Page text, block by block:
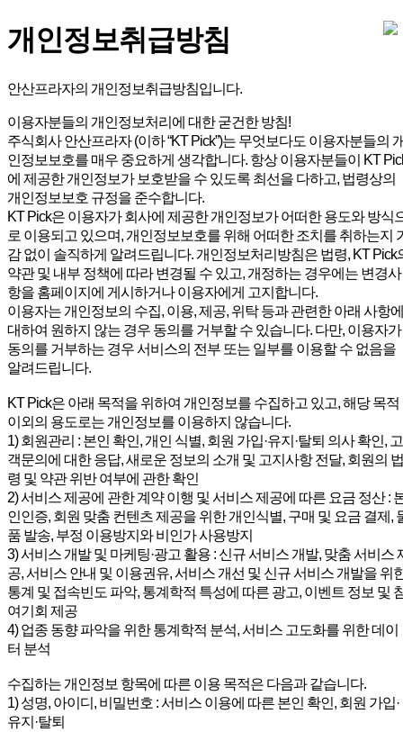
개인정보취급방침
안산프라자의 개인정보취급방침입니다.
이용자분들의 개인정보처리에 대한 굳건한 방침!
주식회사 안산프라자 (이하 “KT Pick”)는 무엇보다도 이용자분들의
인정보보호를 매우 중요하게 생각합니다. 항상 이용자분들이 KT
에 제공한 개인정보가 보호받을 수 있도록 최선을 다하고, 법령상의
개인정보보호 규정을 준수합니다.
KT Pick은 이용자가 회사에 제공한 개인정보가 어떠한 용도와 방식
로 이용되고 있으며, 개인정보보호를 위해 어떠한 조치를 취하는지
감 없이 솔직하게 알려드립니다. 개인정보처리방침은 법령, KT Pick
약관 및 내부 정책에 따라 변경될 수 있고, 개정하는 경우에는 변경사
항을 홈페이지에 게시하거나 이용자에게 고지합니다.
이용자는 개인정보의 수집, 이용, 제공, 위탁 등과 관련한 아래 사항에
대하여 원하지 않는 경우 동의를 거부할 수 있습니다. 다만, 이용자가
동의를 거부하는 경우 서비스의 전부 또는 일부를 이용할 수 없음을
알려드립니다.
KT Pick은 아래 목적을 위하여 개인정보를 수집하고 있고, 해당 목적
이외의 용도로는 개인정보를 이용하지 않습니다.
1) 회원관리 : 본인 확인, 개인 식별, 회원 가입·유지·탈퇴 의사 확인, 고
객문의에 대한 응답, 새로운 정보의 소개 및 고지사항 전달, 회원의 법
령 및 약관 위반 여부에 관한 확인
2) 서비스 제공에 관한 계약 이행 및 서비스 제공에 따른 요금 정산 :
인인증, 회원 맞춤 컨텐츠 제공을 위한 개인식별, 구매 및 요금 결제,
품 발송, 부정 이용방지와 비인가 사용방지
3) 서비스 개발 및 마케팅·광고 활용 : 신규 서비스 개발, 맞춤 서비스
공, 서비스 안내 및 이용권유, 서비스 개선 및 신규 서비스 개발을 위
통계 및 접속빈도 파악, 통계학적 특성에 따른 광고, 이벤트 정보 및
여기회 제공
4) 업종 동향 파악을 위한 통계학적 분석, 서비스 고도화를 위한 데이
터 분석
수집하는 개인정보 항목에 따른 이용 목적은 다음과 같습니다.
1) 성명, 아이디, 비밀번호 : 서비스 이용에 따른 본인 확인, 회원 가입·
유지·탈퇴